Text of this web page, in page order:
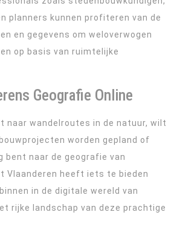
planners kunnen profiteren van de
en gegevens om weloverwogen
op basis van ruimtelijke
Geografie Online
naar wandelroutes in de natuur, wilt
worden gepland of
bent naar de geografie van
Vlaanderen heeft iets te bieden
in de digitale wereld van
rijke landschap van deze prachtige